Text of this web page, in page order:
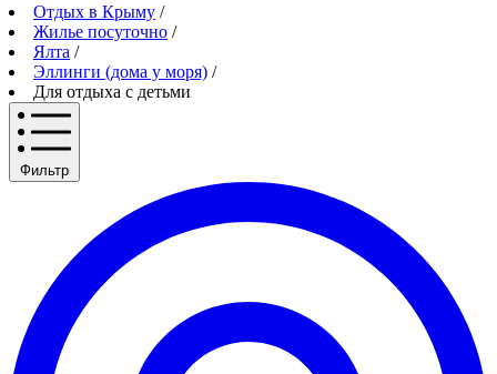
Отдых в Крыму /
Жилье посуточно /
Ялта /
Эллинги (дома у моря) /
Для отдыха с детьми
Фильтр